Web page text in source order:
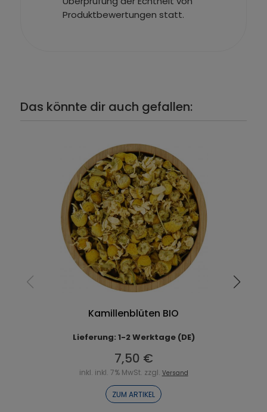
Produktbewertungen statt.
Das könnte dir auch gefallen:
Kamillenblüten BIO
Lieferung: 1-2 Werktage (DE)
7,50 €
inkl. inkl. 7% MwSt. zzgl. Versand
ZUM ARTIKEL